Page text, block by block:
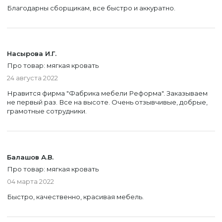
Благодарны сборщикам, все быстро и аккуратно.
Насырова И.Г.
Про товар: мягкая кровать
24 августа 2022
Нравится фирма "Фабрика мебели Реформа". Заказываем
не первый раз. Все на высоте. Очень отзывчивые, добрые,
грамотные сотрудники.
Балашов А.В.
Про товар: мягкая кровать
04 марта 2022
Быстро, качественно, красивая мебель.